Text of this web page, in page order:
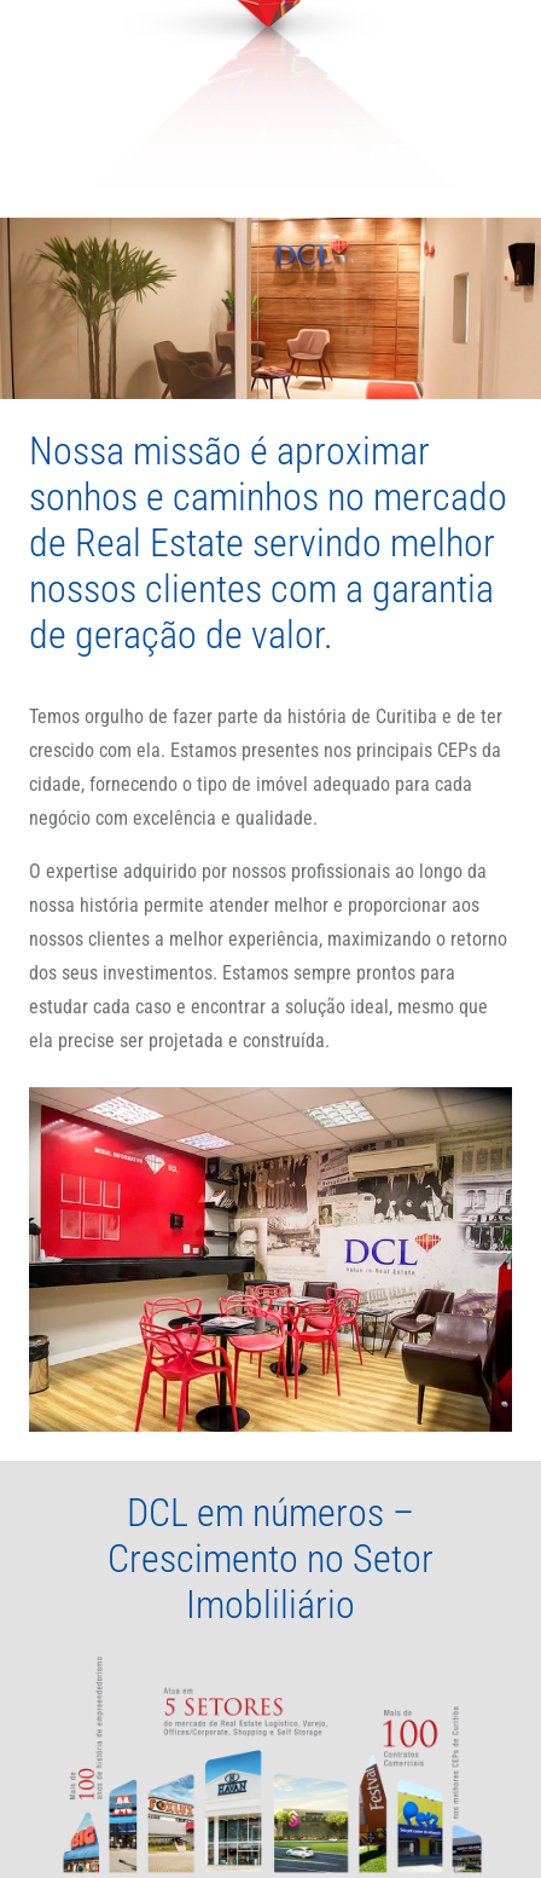
Nossa missão é aproximar
sonhos e caminhos no mercado
de Real Estate servindo melhor
nossos clientes com a garantia
de geração de valor.
Temos orgulho de fazer parte da história de Curitiba e de ter
crescido com ela. Estamos presentes nos principais CEPs da
cidade, fornecendo o tipo de imóvel adequado para cada
negócio com excelência e qualidade.
O expertise adquirido por nossos profissionais ao longo da
nossa história permite atender melhor e proporcionar aos
nossos clientes a melhor experiência, maximizando o retorno
dos seus investimentos. Estamos sempre prontos para
estudar cada caso e encontrar a solução ideal, mesmo que
ela precise ser projetada e construída.
DCL em números –
Crescimento no Setor
Imobliliário